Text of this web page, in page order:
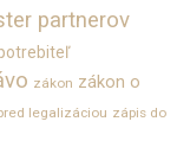
partnerov
zákon zákon o
legalizáciou zápis do